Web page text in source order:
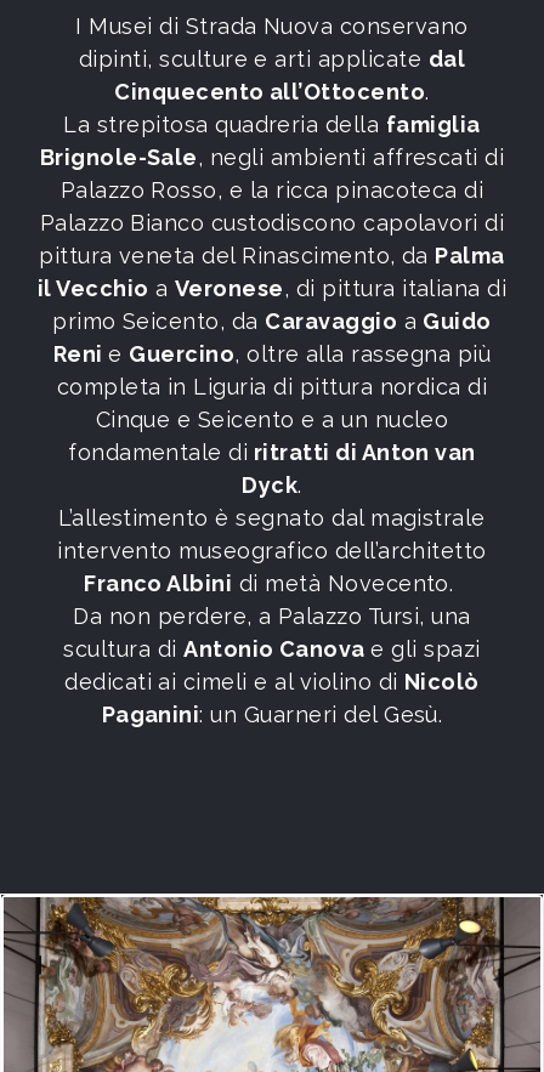
I Musei di Strada Nuova conservano
dipinti, sculture e arti applicate dal
Cinquecento all’Ottocento.
La strepitosa quadreria della famiglia
Brignole-Sale, negli ambienti affrescati di
Palazzo Rosso, e la ricca pinacoteca di
Palazzo Bianco custodiscono capolavori di
pittura veneta del Rinascimento, da Palma
il Vecchio a Veronese, di pittura italiana di
primo Seicento, da Caravaggio a Guido
Renie Guercino, oltre alla rassegna più
completa in Liguria di pittura nordica di
Cinque e Seicento e a un nucleo
fondamentale di ritratti di Anton van
Dyck.
L’allestimento è segnato dal magistrale
intervento museografico dell’architetto
Franco Albini di metà Novecento.
Da non perdere, a Palazzo Tursi, una
scultura diAntonio Canovae gli spazi
dedicati ai cimeli e al violino di Nicolò
Paganini: un Guarneri del Gesù.